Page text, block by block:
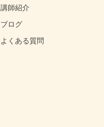
講師紹介
ブログ
よくある質問